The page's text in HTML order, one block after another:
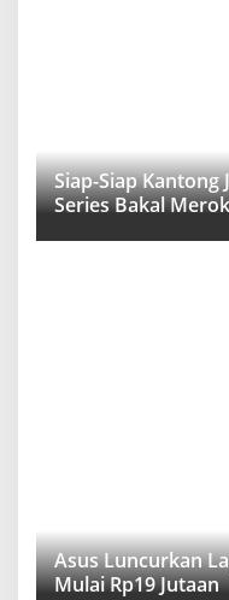
Siap-Siap Kantong
Series Bakal
Asus Luncurkan
Mulai Rp19 Jutaan